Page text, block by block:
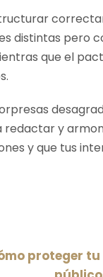
distintas pero
que el
redactar y
y que tus
proteger